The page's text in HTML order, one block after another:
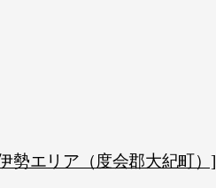
勢エリア（度会郡大紀町）]